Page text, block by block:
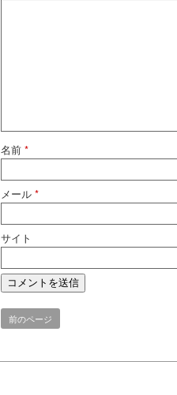
名前 *
メール *
サイト
前のページ